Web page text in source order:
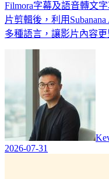
Filmora字幕及語音轉文
片剪輯後，利用
多種語言，讓影片內容更
2026-07-31